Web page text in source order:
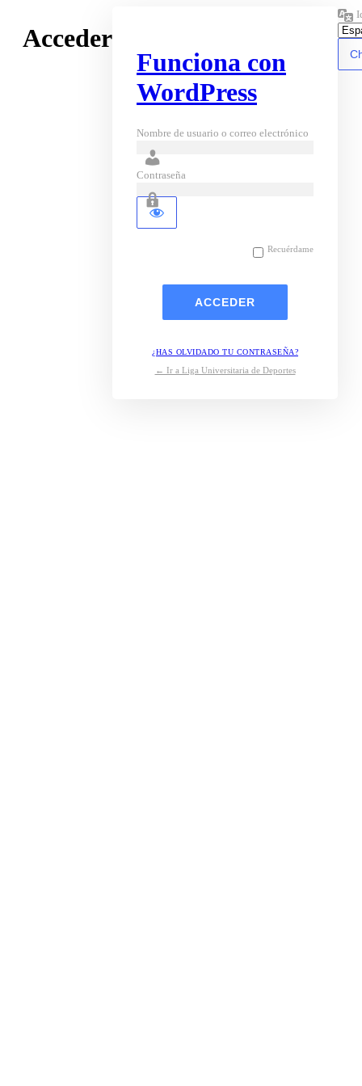
Acceder
Funciona con
WordPress
Nombre de usuario o correo electrónico
Contraseña
Recuérdame
¿HAS OLVIDADO TU CONTRASEÑA?
← Ir a Liga Universitaria de Deportes